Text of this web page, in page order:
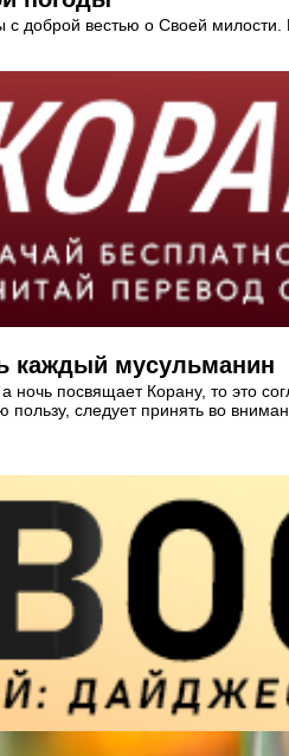
с доброй вестью о Своей
каждый мусульманин
посвящает Корану, то это
следует принять во